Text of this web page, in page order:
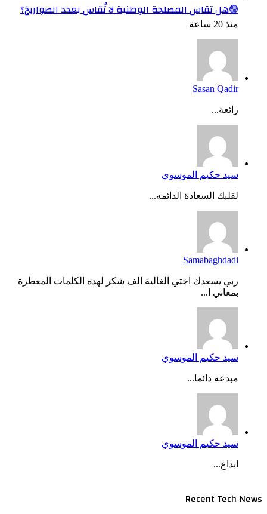
🟢هل تقاس المصلحة الوطنية لا تُقاس بعدد الصواريخ؟
منذ 20 ساعة
Sasan Qadir
رائعة...
سيد حكيم الموسوي
لقلبك السعادة الدائمه...
Samabaghdadi
ربي يسعدك اختي الغالية الف شكر لهذه الكلمات المعطرة
بمعاني ا...
سيد حكيم الموسوي
مبدعه دائما...
سيد حكيم الموسوي
ابداع...
Recent Tech News